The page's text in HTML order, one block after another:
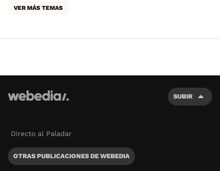
VER MÁS TEMAS
SUBIR
Directo al Paladar
OTRAS PUBLICACIONES DE WEBEDIA